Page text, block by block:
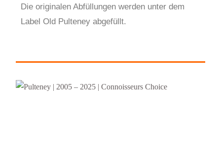
Die originalen Abfüllungen werden unter dem
Label Old Pulteney abgefüllt.